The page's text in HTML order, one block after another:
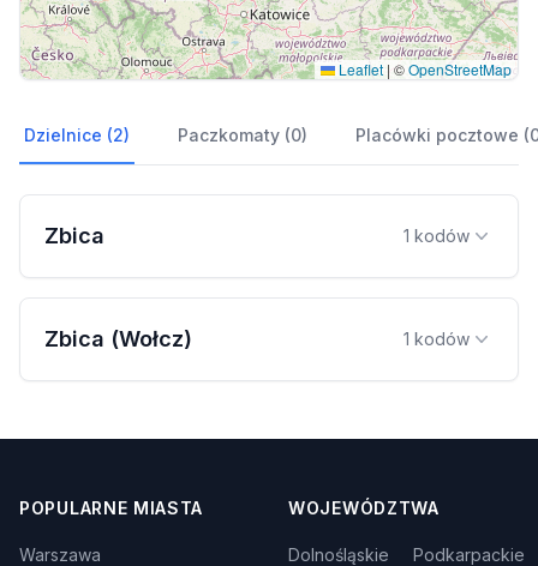
Leaflet | ©OpenStreetMap
Dzielnice (2) Paczkomaty (0) Placówki pocztowe
Zbica 1 kodów
Zbica (Wołcz) 1 kodów
POPULARNE MIASTA
Warszawa
WOJEWÓDZTWA
Dolnośląskie
Podkarpackie